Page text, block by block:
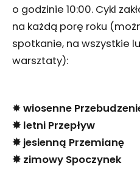
o godzinie 10:00. Cykl
na każdą porę roku
spotkanie, na wszystkie
warsztaty):
✸wiosenne
✸ letni Przepływ
✸ jesienną Przemianę
✸ zimowy Spoczynek